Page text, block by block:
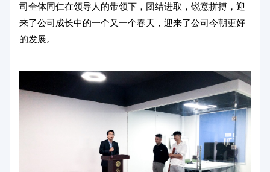
司全体同仁在领导人的带领下，团结进取，锐意拼搏，迎
来了公司成长中的一个又一个春天，迎来了公司今朝更好
的发展。